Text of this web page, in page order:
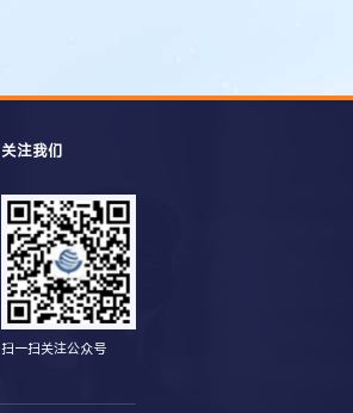
关注我们
扫一扫关注公众号